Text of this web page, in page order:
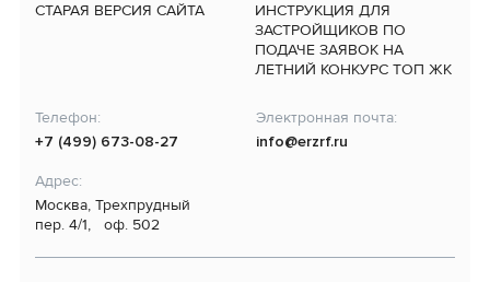
СТАРАЯ ВЕРСИЯ САЙТА
ИНСТРУКЦИЯ ДЛЯ
ЗАСТРОЙЩИКОВ ПО
ПОДАЧЕ ЗАЯВОК НА
ЛЕТНИЙ КОНКУРС ТОП ЖК
Телефон:
+7 (499) 673-08-27
Электронная почта:
info@erzrf.ru
Адрес:
Москва, Трехпрудный
пер. 4/1, оф. 502